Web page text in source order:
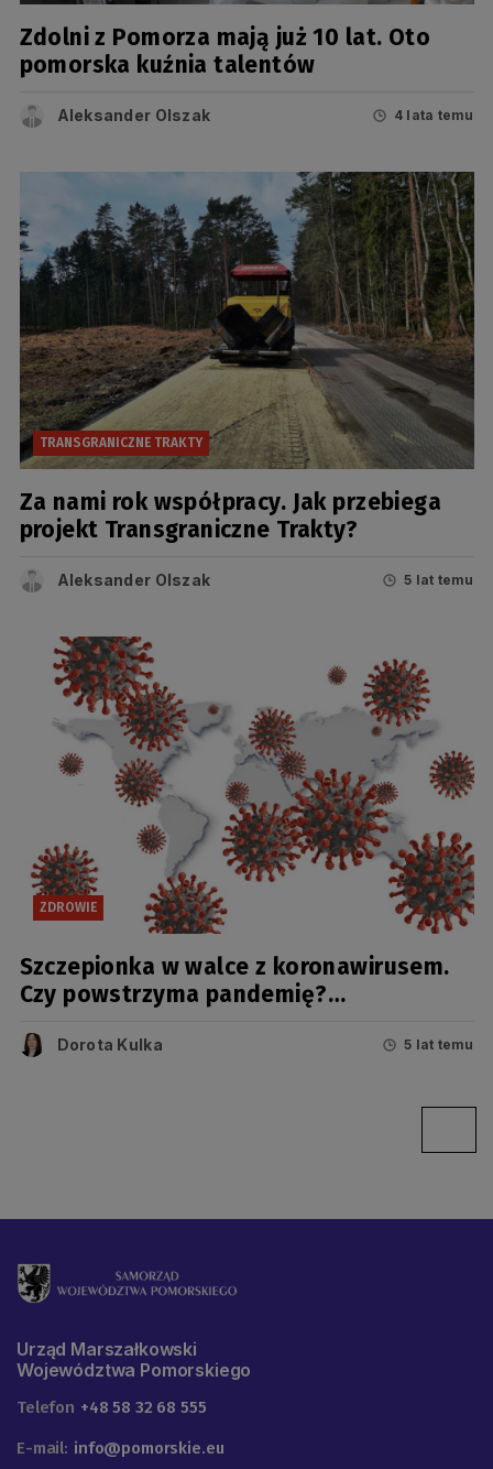
Zdolni z Pomorza mają już 10 lat. Oto
pomorska kuźnia talentów
Aleksander Olszak 4 lata temu
TRANSGRANICZNE TRAKTY
Za nami rok współpracy. Jak przebiega
projekt Transgraniczne Trakty?
Aleksander Olszak 5 lat temu
ZDROWIE
Szczepionka w walce z koronawirusem.
Czy powstrzyma pandemię?
Dorota Kulka 5 lat temu
Urząd Marszałkowski
Województwa Pomorskiego
Telefon +48 58 32 68 555
E-mail: info@pomorskie.eu